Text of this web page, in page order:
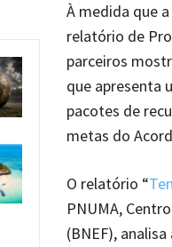
À medida que
relatório de
parceiros
que apresenta
pacotes de
metas do
O relatório “
PNUMA,
(BNEF),